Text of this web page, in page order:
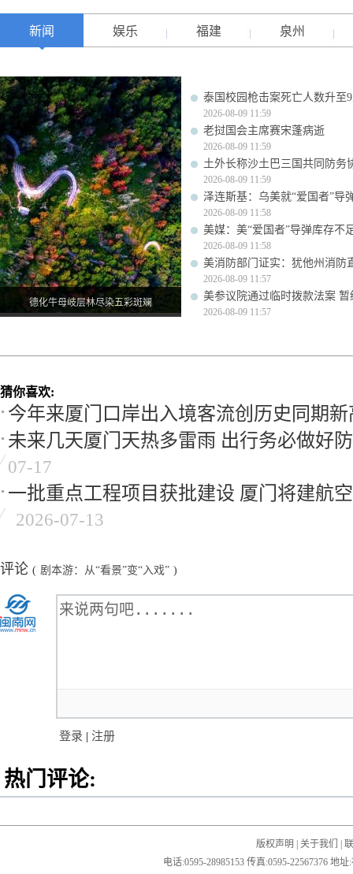
新闻 娱乐 福建 泉州
德化牛母岐层林尽染五彩斑斓
泰国校园枪击案死亡人数升至
2026-08-09 11:59
老挝国会主席赛宋蓬病逝
2026-08-09 11:59
土外长称沙土巴三国共同防务
2026-08-09 11:59
泽连斯基：乌美就“爱国者”导
2026-08-09 11:58
美媒：美“爱国者”导弹库存不
2026-08-09 11:58
美消防部门证实：犹他州消防
2026-08-09 11:57
美参议院通过临时拨款法案 暂
2026-08-09 11:57
猜你喜欢:
今年来厦门口岸出入境客流创历史同期新
未来几天厦门天热多雷雨 出行务必做好
07-17
一批重点工程项目获批建设 厦门将建航
2026-07-13
评论 ( 剧本游：从“看景”变“入戏” )
登录 | 注册
热门评论:
版权声明 关于我们
电话:0595-28985153 传真:0595-22567376 地